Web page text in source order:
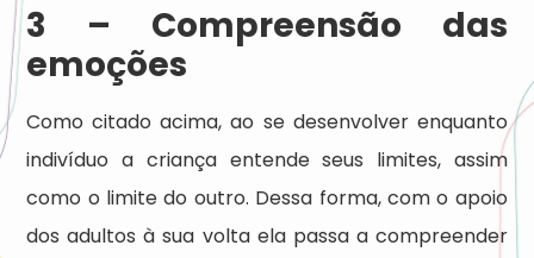
3 – Compreensão das
emoções
Como citado acima, ao se desenvolver enquanto
indivíduo a criança entende seus limites, assim
como o limite do outro. Dessa forma, com o apoio
dos adultos à sua volta ela passa a compreender